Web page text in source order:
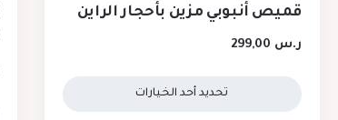
قميص أنبوبي مزين بأحجار الراين
ر.س
تحديد أحد الخيارات